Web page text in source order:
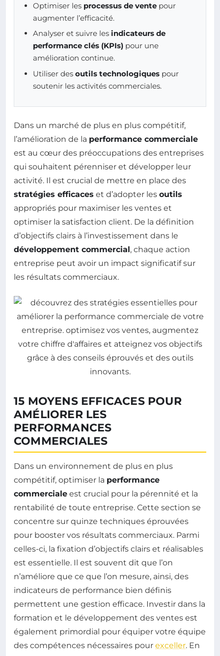
Optimiser les processus de vente pour
augmenter l’efficacité.
Analyser et suivre les indicateurs de
performance clés (KPIs) pour une
amélioration continue.
Utiliser des outils technologiques pour
soutenir les activités commerciales.
Dans un marché de plus en plus compétitif,
l’amélioration de la performance commerciale
est au cœur des préoccupations des entreprises
qui souhaitent pérenniser et développer leur
activité. Il est crucial de mettre en place des
stratégies efficaces et d’adopter les outils
appropriés pour maximiser les ventes et
optimiser la satisfaction client. De la définition
d’objectifs clairs à l’investissement dans le
développement commercial, chaque action
entreprise peut avoir un impact significatif sur
les résultats commerciaux.
15 MOYENS EFFICACES POUR
AMÉLIORER LES
PERFORMANCES
COMMERCIALES
Dans un environnement de plus en plus
compétitif, optimiser la performance
commerciale est crucial pour la pérennité et la
rentabilité de toute entreprise. Cette section se
concentre sur quinze techniques éprouvées
pour booster vos résultats commerciaux. Parmi
celles-ci, la fixation d’objectifs clairs et réalisables
est essentielle. Il est souvent dit que l’on
n’améliore que ce que l’on mesure, ainsi, des
indicateurs de performance bien définis
permettent une gestion efficace. Investir dans la
formation et le développement des ventes est
également primordial pour équiper votre équipe
des compétences nécessaires pour exceller. En